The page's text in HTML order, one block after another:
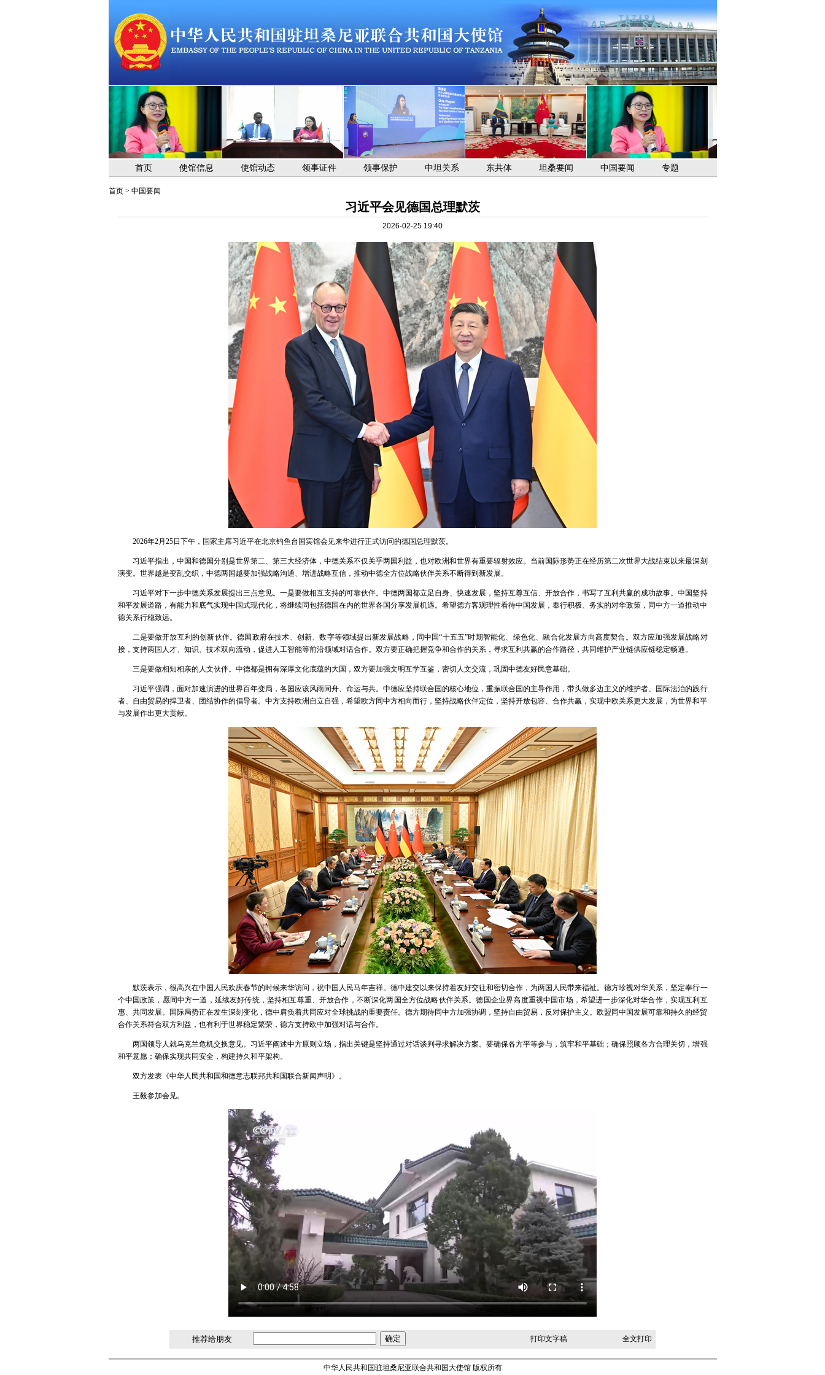
首页 使馆信息 使馆动态 领事证件 领事保护 中坦关系 东共体 坦桑要闻 中国要闻 专题
首页> 中国要闻
习近平会见德国总理默茨
2026-02-25 19:40
2026年2月25日下午，国家主席习近平在北京钓鱼台国宾馆会见来华进行正式访问的德国总理默茨。
习近平指出，中国和德国分别是世界第二、第三大经济体，中德关系不仅关乎两国利益，也对欧洲和世界有重要辐射效应。当前国际形势正在经历第二次世界大战结束以来最深刻
演变。世界越是变乱交织，中德两国越要加强战略沟通、增进战略互信，推动中德全方位战略伙伴关系不断得到新发展。
习近平对下一步中德关系发展提出三点意见。一是要做相互支持的可靠伙伴。中德两国都立足自身、快速发展，坚持互尊互信、开放合作，书写了互利共赢的成功故事。中国坚持
和平发展道路，有能力和底气实现中国式现代化，将继续同包括德国在内的世界各国分享发展机遇。希望德方客观理性看待中国发展，奉行积极、务实的对华政策，同中方一道推动中
德关系行稳致远。
二是要做开放互利的创新伙伴。德国政府在技术、创新、数字等领域提出新发展战略，同中国“十五五”时期智能化、绿色化、融合化发展方向高度契合。双方应加强发展战略对
接，支持两国人才、知识、技术双向流动，促进人工智能等前沿领域对话合作。双方要正确把握竞争和合作的关系，寻求互利共赢的合作路径，共同维护产业链供应链稳定畅通。
三是要做相知相亲的人文伙伴。中德都是拥有深厚文化底蕴的大国，双方要加强文明互学互鉴，密切人文交流，巩固中德友好民意基础。
习近平强调，面对加速演进的世界百年变局，各国应该风雨同舟、命运与共。中德应坚持联合国的核心地位，重振联合国的主导作用，带头做多边主义的维护者、国际法治的践行
者、自由贸易的捍卫者、团结协作的倡导者。中方支持欧洲自立自强，希望欧方同中方相向而行，坚持战略伙伴定位，坚持开放包容、合作共赢，实现中欧关系更大发展，为世界和平
与发展作出更大贡献。
默茨表示，很高兴在中国人民欢庆春节的时候来华访问，祝中国人民马年吉祥。德中建交以来保持着友好交往和密切合作，为两国人民带来福祉。德方珍视对华关系，坚定奉行一
个中国政策，愿同中方一道，延续友好传统，坚持相互尊重、开放合作，不断深化两国全方位战略伙伴关系。德国企业界高度重视中国市场，希望进一步深化对华合作，实现互利互
惠、共同发展。国际局势正在发生深刻变化，德中肩负着共同应对全球挑战的重要责任。德方期待同中方加强协调，坚持自由贸易，反对保护主义。欧盟同中国发展可靠和持久的经贸
合作关系符合双方利益，也有利于世界稳定繁荣，德方支持欧中加强对话与合作。
两国领导人就乌克兰危机交换意见。习近平阐述中方原则立场，指出关键是坚持通过对话谈判寻求解决方案。要确保各方平等参与，筑牢和平基础；确保照顾各方合理关切，增强
和平意愿；确保实现共同安全，构建持久和平架构。
双方发表《中华人民共和国和德意志联邦共和国联合新闻声明》。
王毅参加会见。
推荐给朋友 打印文字稿 全文打印
中华人民共和国驻坦桑尼亚联合共和国大使馆 版权所有